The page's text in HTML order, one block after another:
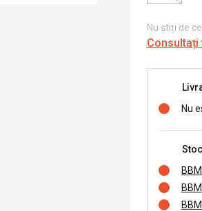
Nu știți de
Consultați
Nu